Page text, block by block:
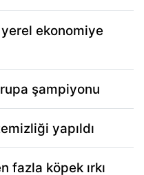
ekonomiye
şampiyonu
yapıldı
fazla köpek ırkı